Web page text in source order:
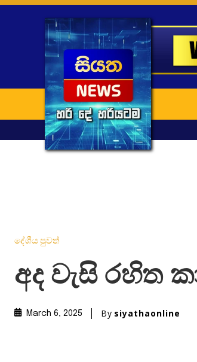
දේශීය පුවත්
අද වැසි රහිත
March 6, 2025 By siyathaonline